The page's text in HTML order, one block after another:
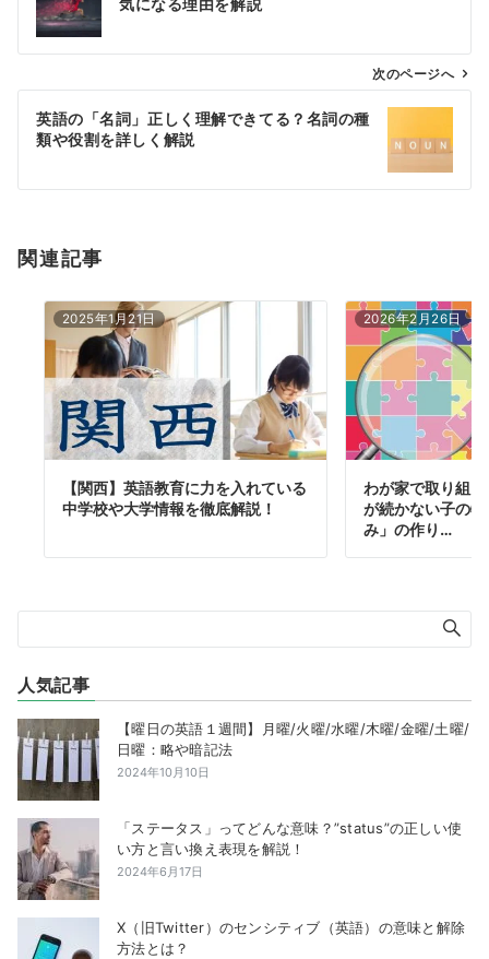
ビ
ン
気になる理由を解説
次のページへ
英語の「名詞」正しく理解できてる？名詞の種
類や役割を詳しく解説
関連記事
2025年1月21日
【関西】英語教育に力を入れている
中学校や大学情報を徹底解説！
2026年2月26日
わが家で取り組
が続かない子の
み」の作り…
人気記事
【曜日の英語１週間】月曜/火曜/水曜/木曜/金曜/土曜/
日曜：略や暗記法
2024年10月10日
「ステータス」ってどんな意味？”status”の正しい使
い方と言い換え表現を解説！
2024年6月17日
X（旧Twitter）のセンシティブ（英語）の意味と解除
方法とは？